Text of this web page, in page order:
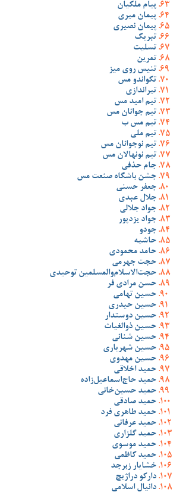
پیام ملکیان
پیمان میری
پیمان نصیری
تبریک
تسلیت
تمرین
تنیس روی میز
تکواندو مس
تیراندازی
تیم امید مس
تیم جوانان مس
تیم مس ب
تیم ملی
تیم نوجوانان مس
تیم نونهالان مس
جام حذفی
جشن باشگاه صنعت مس
جعفر حسنی
جلال عبدی
جواد جلالی
جواد یزدپور
جودو
حاشیه
حامد محمودی
حجت جهرمی
حجت‌الاسلام‌والمسلمین توحیدی
حسن مرادی فر
حسین تهامی
حسین حیدری
حسین دوستدار
حسین ذوالغیاث
حسین شنانی
حسین شهریاری
حسین مهدوی
حمید اخلاقی
حمید حاج‌اسماعیل‌زاده
حمید حسین‌خانی
حمید صادقی
حمید طاهری فرد
حمید عرفانی
حمید گلزاری
حمید موسوی
حمید کاظمی
خشایار زبرجد
دارکو دراژیچ
دانیال اسلامی